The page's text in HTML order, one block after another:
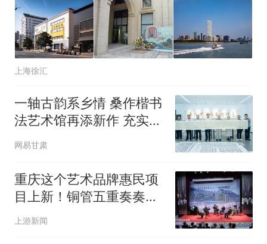
上海徐汇
一轴古韵系乡情 桑作楷书
法艺术馆再添新作 充实榆
中文艺馆藏
网易甘肃
重庆这个艺术品牌惠民项
目上新！铜管五重奏奏响
群星小剧场
上游新闻